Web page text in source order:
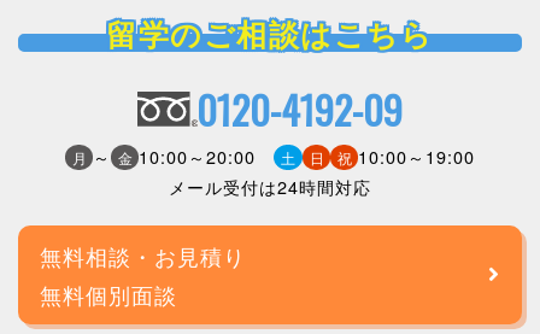
留学のご相談はこちら
0120-4192-09
月 ～ 金 10:00～20:00 土 日 祝 10:00～19:00
メール受付は24時間対応
無料相談・お見積り
無料個別面談